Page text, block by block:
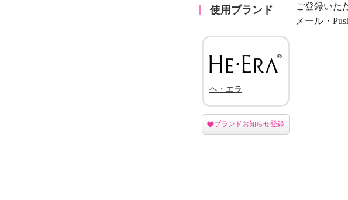
使用ブランド
ご登録いた
メール・
ヘ・エラ
ブランドお知らせ登録